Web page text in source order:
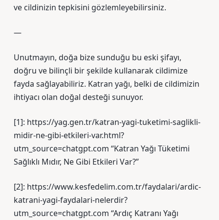
ve cildinizin tepkisini gözlemleyebilirsiniz.
—
Unutmayın, doğa bize sunduğu bu eski şifayı,
doğru ve bilinçli bir şekilde kullanarak cildimize
fayda sağlayabiliriz. Katran yağı, belki de cildimizin
ihtiyacı olan doğal desteği sunuyor.
[1]: https://yag.gen.tr/katran-yagi-tuketimi-saglikli-
midir-ne-gibi-etkileri-var.html?
utm_source=chatgpt.com “Katran Yağı Tüketimi
Sağlıklı Mıdır, Ne Gibi Etkileri Var?”
[2]: https://www.kesfedelim.com.tr/faydalari/ardic-
katrani-yagi-faydalari-nelerdir?
utm_source=chatgpt.com “Ardıç Katranı Yağı